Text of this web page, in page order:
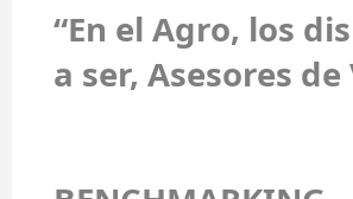
“En el Agro, los
a ser, Asesores de